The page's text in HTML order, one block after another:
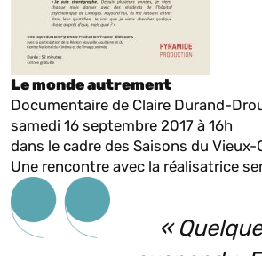
Le monde autrement
Documentaire de Claire Durand-
samedi 16 septembre 2017 à 16h
dans le cadre des Saisons du
Une rencontre avec la réalisatrice
«